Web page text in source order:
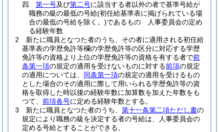
四
第一号及び第二号に該当する者以外の者で基準号給が
職務の級の最低の号給(初任給基準表に掲げられている場
合の最低の号給を除く。)であるもの 人事委員会の定め
る経験年数
2
新たに職員となつた者のうち、その者に適用される初任給
基準表の学歴免許等欄の学歴免許等の区分に対応する学歴
免許等の資格より上位の学歴免許等の資格を有する者で前
条第一項の規定の適用を受けないものに対する前項の規定
の適用については、 同条第一項の規定の適用を受けるもの
とした場合のその適用に際して用いられる学歴免許等の資
格を取得した時以後の経験年数に加算数を加えた年数をも
つて、 前項各号に定める経験年数とする。
3
新たに職員となつた者のうち、 第十一条第二項ただし書の
規定により職務の級を決定する者の号給は、人事委員会の
定める号給とすることができる。